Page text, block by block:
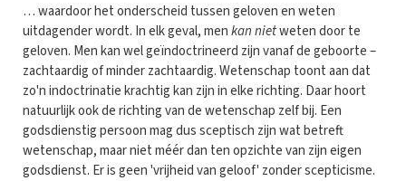
… waardoor het onderscheid tussen geloven en weten
uitdagender wordt. In elk geval, menkannietweten door te
geloven. Men kan wel geïndoctrineerd zijn vanaf de geboorte –
zachtaardig of minder zachtaardig. Wetenschap toont aan dat
zo'n indoctrinatie krachtig kan zijn in elke richting. Daar hoort
natuurlijk ook de richting van de wetenschap zelf bij. Een
godsdienstig persoon mag dus sceptisch zijn wat betreft
wetenschap, maar niet méér dan ten opzichte van zijn eigen
godsdienst. Er is geen 'vrijheid van geloof' zonder scepticisme.